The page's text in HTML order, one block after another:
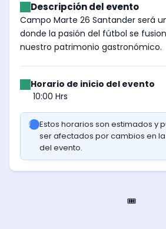
Descripción del evento
Campo Marte 26 Santander será
donde la pasión del fútbol se
nuestro patrimonio gastronómico.
Horario de inicio del evento
10:00 Hrs
Estos horarios son estimados y
ser afectados por cambios en
del evento.
🎟️